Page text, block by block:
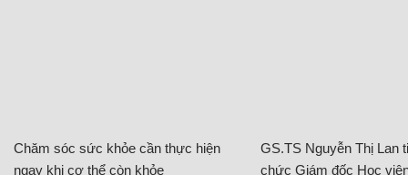
Chăm sóc sức khỏe cần thực hiện
ngay khi cơ thể còn khỏe
GS.TS Nguyễn Thị Lan
chức Giám đốc Học